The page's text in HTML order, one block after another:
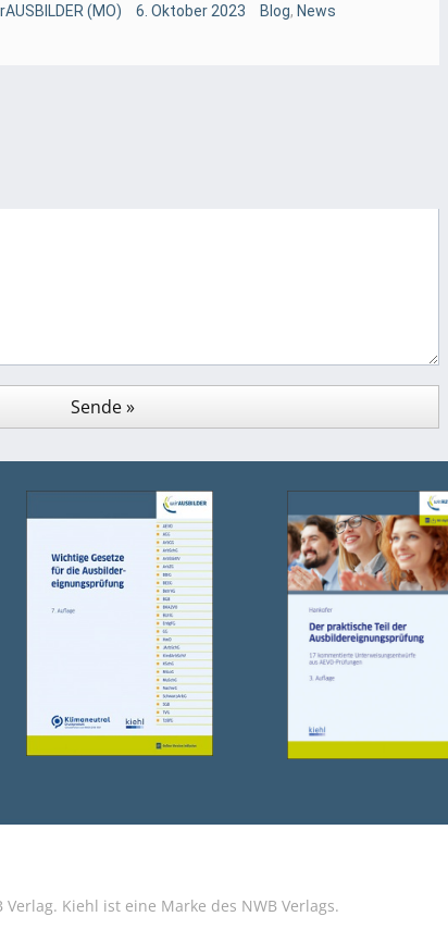
(MO) 6. Oktober 2023 Blog, News
Verlag. Kiehl ist eine Marke des NWB Verlags.